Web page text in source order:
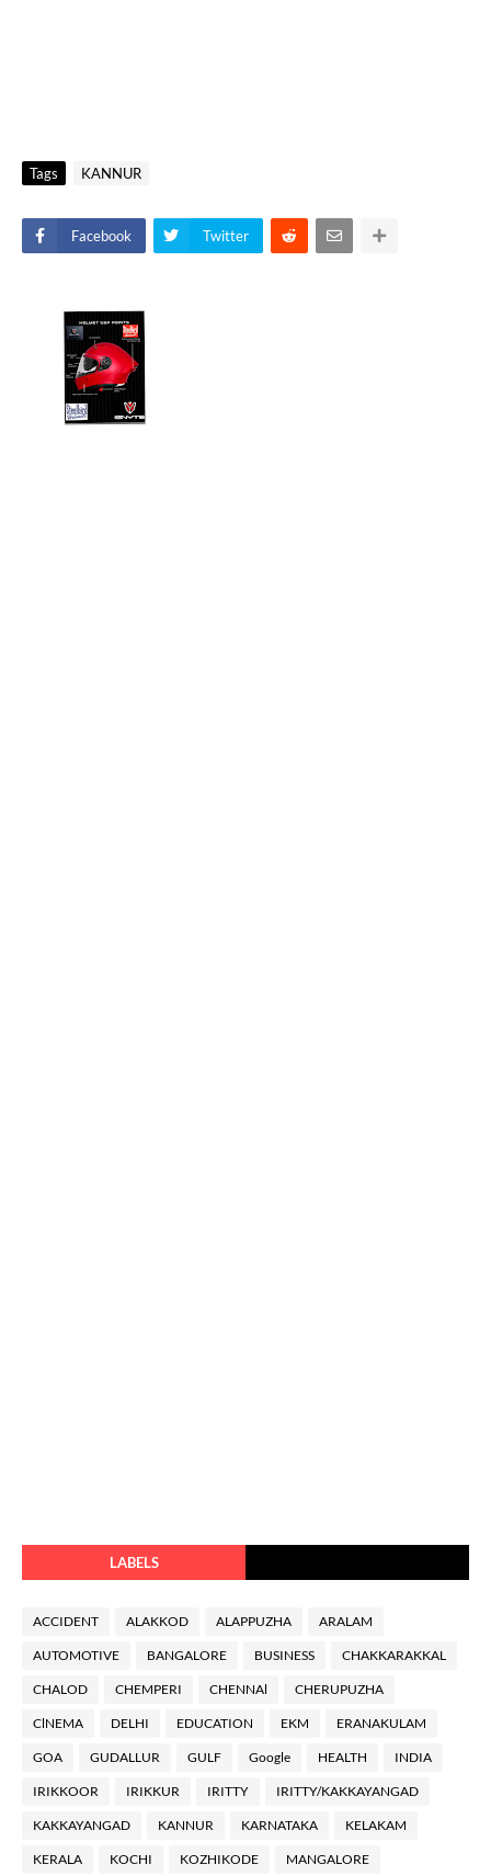
Tags KANNUR
Facebook Twitter
LABELS
ACCIDENT ALAKKOD ALAPPUZHA ARALAM
AUTOMOTIVE BANGALORE BUSINESS CHAKKARAKKAL
CHALOD CHEMPERI CHENNAl CHERUPUZHA
ClNEMA DELHI EDUCATION EKM ERANAKULAM
GOA GUDALLUR GULF Google HEALTH INDIA
IRIKKOOR IRIKKUR IRITTY IRITTY/KAKKAYANGAD
KAKKAYANGAD KANNUR KARNATAKA KELAKAM
KERALA KOCHI KOZHIKODE MANGALORE